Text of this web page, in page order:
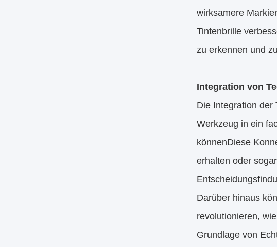
wirksamere
Tintenbrille
zu erkennen und
Integration von
Die Integration der
Werkzeug in ein
könnenDiese
erhalten oder
Darüber hinaus
revolutionieren,
Grundlage von